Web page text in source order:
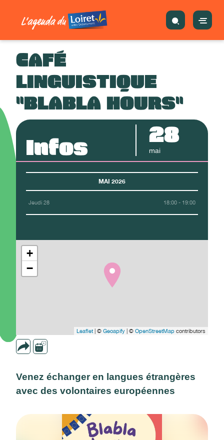
CAFÉ
LINGUISTIQUE
"BLABLA HOURS"
Infos 28
mai
MAI 2026
Jeudi 28 18:00 - 19:00
+
−
Leaflet| © Geoapify | © OpenStreetMap contributors
Venez échanger en langues étrangères
avec des volontaires européennes